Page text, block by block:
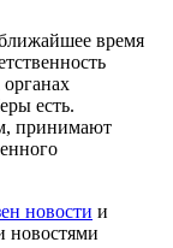
время
органах
есть.
принимают
новости и
новостями